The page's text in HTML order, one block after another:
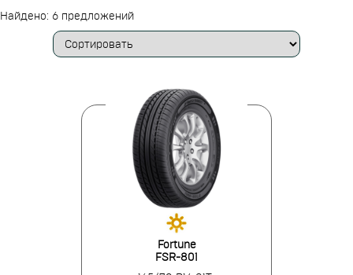
Найдено: 6 предложений
Fortune
FSR-801